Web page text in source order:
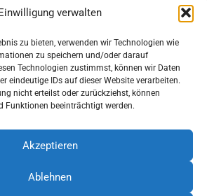
verwalten
zu bieten, verwenden wir Technologien wie
zu speichern und/oder darauf
Technologien zustimmst, können wir Daten
eindeutige IDs auf dieser Website verarbeiten.
nicht erteilst oder zurückziehst, können
Funktionen beeinträchtigt werden.
Akzeptieren
Ablehnen
2019
Genius Award
2018
Cookies für die Analyse und